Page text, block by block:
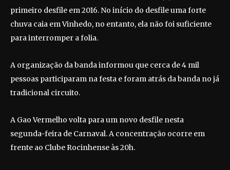
primeiro desfile em 2016. No início do desfile uma forte
chuva caia em Vinhedo, no entanto, ela não foi suficiente
para interromper a folia.
A organização da banda informou que cerca de 4 mil
pessoas participaram na festa e foram atrás da banda no já
tradicional circuito.
A Gao Vermelho volta para um novo desfile nesta
segunda-feira de Carnaval. A concentração ocorre em
frente ao Clube Rocinhense às 20h.